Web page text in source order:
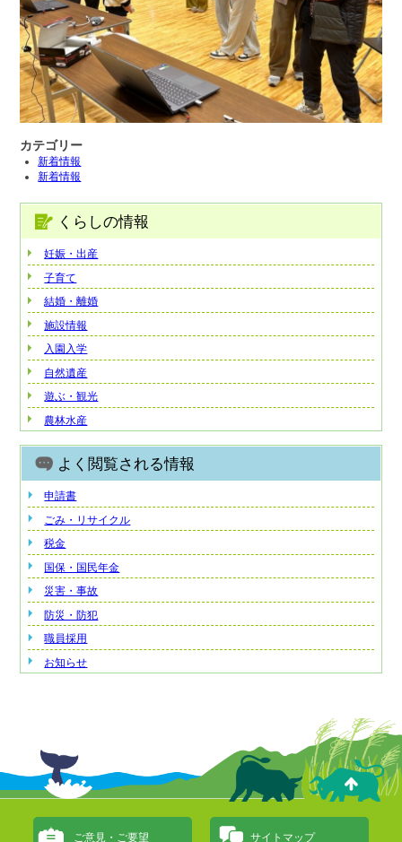
カテゴリー
新着情報
新着情報
くらしの情報
妊娠・出産
子育て
結婚・離婚
施設情報
入園入学
自然遺産
遊ぶ・観光
農林水産
よく閲覧される情報
申請書
ごみ・リサイクル
税金
国保・国民年金
災害・事故
防災・防犯
職員採用
お知らせ
ご意見・ご要望 サイトマップ